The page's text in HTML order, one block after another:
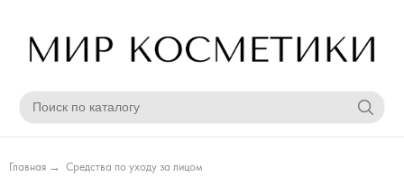
Главная → Средства по уходу за лицом